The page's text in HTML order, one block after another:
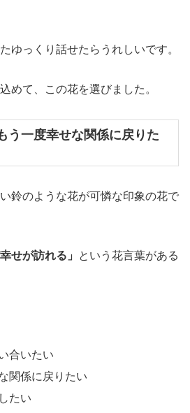
ゆっくり話せたらうれしいです。
めて、この花を選びました。
う一度幸せな関係に戻りた
鈴のような花が可憐な印象の花で
せが訪れる」
という花言葉がある
合いたい
関係に戻りたい
たい